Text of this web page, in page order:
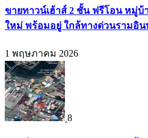
ขายทาวน์เฮ้าส์ 2 ชั้น ฟรีโอน หมู่บ้
ใหม่ พร้อมอยู่ ใกล้ทางด่วนรามอินท
1 พฤษภาคม 2026
8